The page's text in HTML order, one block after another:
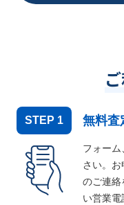
STEP 1 無料査
フォー
さい。
のご連絡
い営業電